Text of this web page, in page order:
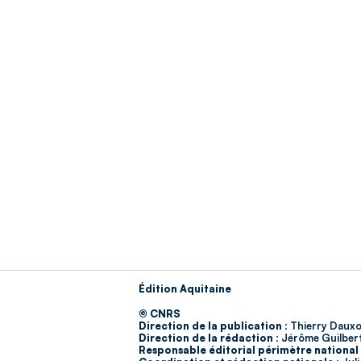
Édition Aquitaine
© CNRS
Direction de la publication : Thierry
Direction de la rédaction : Jérôme
Responsable éditorial périmètre national